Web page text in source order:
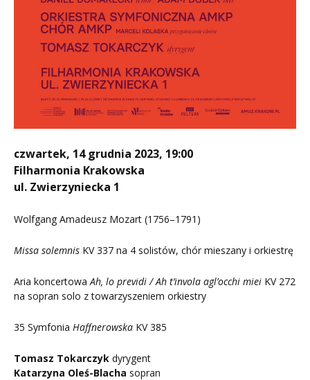
czwartek, 14 grudnia 2023, 19:00
Filharmonia Krakowska
ul. Zwierzyniecka 1
Wolfgang Amadeusz Mozart (1756–1791)
Missa solemnis KV 337 na 4 solistów, chór mieszany i orkiestrę
Aria koncertowaAh, lo previdi / Ah t’invola agl’occhi miei KV 272
na sopran solo z towarzyszeniem orkiestry
35 Symfonia Haffnerowska KV 385
Tomasz Tokarczyk dyrygent
Katarzyna Oleś-Blacha sopran